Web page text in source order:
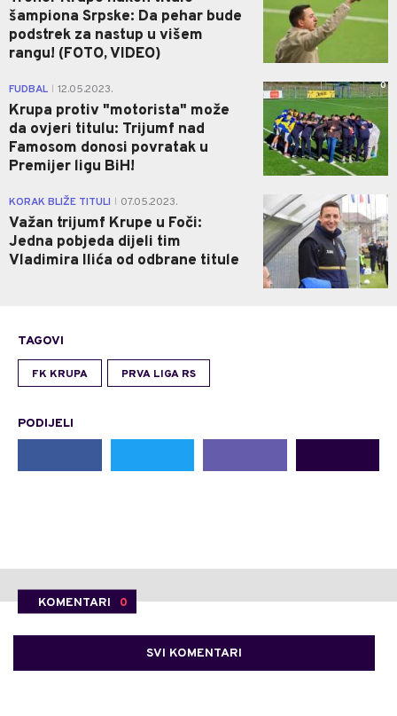
šampiona Srpske: Da pehar bude
podstrek za nastup u višem
rangu! (FOTO, VIDEO)
FUDBAL 12.05.2023.
Krupa protiv "motorista" može
da ovjeri titulu: Trijumf nad
Famosom donosi povratak u
Premijer ligu BiH!
0
KORAK BLIŽE TITULI 07.05.2023.
Važan trijumf Krupe u Foči:
Jedna pobjeda dijeli tim
Vladimira Ilića od odbrane titule
0
TAGOVI
FK KRUPA PRVA LIGA RS
PODIJELI
KOMENTARI 0
SVI KOMENTARI